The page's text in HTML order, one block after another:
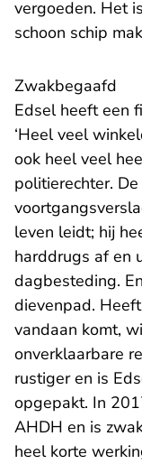
vergoeden. Het
schoon schip
Zwakbegaafd
Edsel heeft een
‘Heel veel
ook heel veel
politierechter.
leven leidt; hij
harddrugs af en
dagbesteding.
dievenpad.
vandaan komt,
onverklaarbare
rustiger en is
opgepakt. In
AHDH en is
heel korte